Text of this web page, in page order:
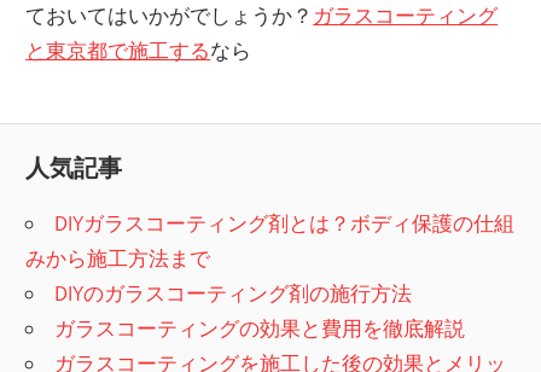
ておいてはいかがでしょうか？ ガラスコーティング
と東京都で施工するなら
人気記事
DIYガラスコーティング剤とは？ボディ保護の仕組
みから施工方法まで
DIYのガラスコーティング剤の施行方法
ガラスコーティングの効果と費用を徹底解説
ガラスコーティングを施工した後の効果とメリッ